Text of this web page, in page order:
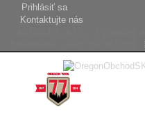
Prihlásiť sa
Kontaktujte nás